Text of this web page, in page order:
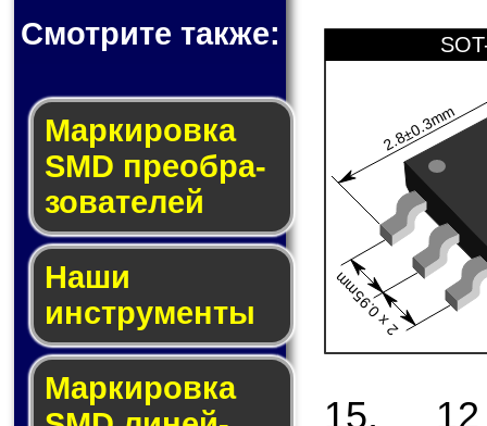
Смотрите также:
Мар­ки­ров­ка
SMD пре­об­ра­
зо­ва­те­лей
Наши
инструменты
Маркировка
2.8±0.3mm
2 x 0.95mm
15,